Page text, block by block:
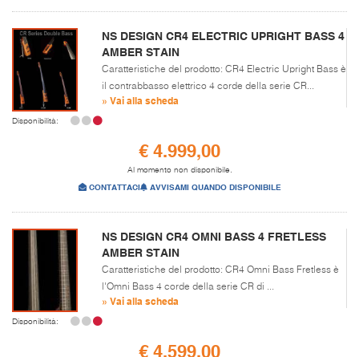
NS DESIGN CR4 ELECTRIC UPRIGHT BASS 4
AMBER STAIN
Caratteristiche del prodotto: CR4 Electric Upright Bass è
il contrabbasso elettrico 4 corde della serie CR...
» Vai alla scheda
Disponibilità:
€ 4.999,00
Al momento non disponibile.
CONTATTACI AVVISAMI QUANDO DISPONIBILE
NS DESIGN CR4 OMNI BASS 4 FRETLESS
AMBER STAIN
Caratteristiche del prodotto: CR4 Omni Bass Fretless è
l'Omni Bass 4 corde della serie CR di ...
» Vai alla scheda
Disponibilità:
€ 4.599,00